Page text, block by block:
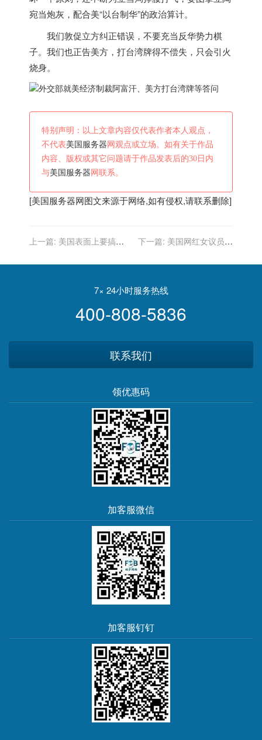
宛当炮灰，配合美“以台制华”的政治算计。
我们敦促立方纠正错误，不要充当反华势力棋
子。我们也正告美方，打台湾牌得不偿失，只会引火
烧身。
特别声明：以上文章内容仅代表作者本人观点，
不代表美国服务器 网观点或立场。如有关于作品
内容、版权或其它问题请于作品发表后的30日内
与美国服务器 网联系。
[美国服务器网图文来源于网络,如有侵权,请联系删除]
上一篇: 美国表面上要搞乱
盯着俄罗斯
下一篇: 美国网红女议员，
7× 24小时服务热线
400-808-5836
联系我们
领优惠码
加客服微信
加客服钉钉